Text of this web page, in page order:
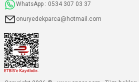
WhatsApp : 0534 307 03 37
onuryedekparca@hotmail.com